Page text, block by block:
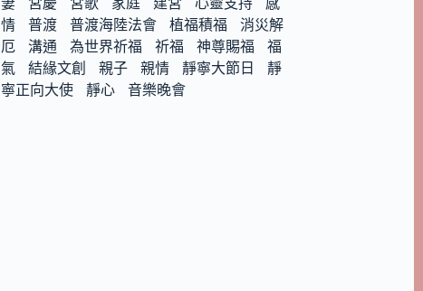
妻
宮慶 宮歌 家庭 建宮 心靈支持
感
情
普渡 普渡海陸法會 植福積福
消災解
厄
溝通 為世界祈福 祈福 神尊賜福
福
氣
結緣文創 親子 親情 靜寧大節日
靜
寧正向大使
靜心 音樂晚會